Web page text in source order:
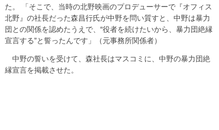
た。 「そこで、当時の北野映画のプロデューサーで『オフィス
北野』の社長だった森昌行氏が中野を問い質すと、中野は暴力
団との関係を認めたうえで、“役者を続けたいから、暴力団絶縁
宣言する”と誓ったんです」（元事務所関係者）
中野の誓いを受けて、森社長はマスコミに、中野の暴力団絶
縁宣言を掲載させた。